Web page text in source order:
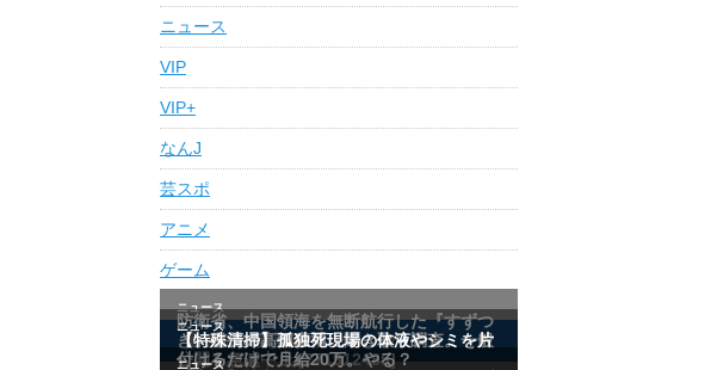
ニュース
VIP
VIP+
なんJ
芸スポ
アニメ
ゲーム
最近の人気記事ランキング